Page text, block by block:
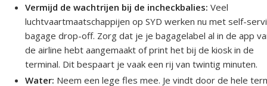
Vermijd de wachtrijen bij de incheckbalies: Veel
luchtvaartmaatschappijen op SYD werken nu met self-
bagage drop-off. Zorg dat je je bagagelabel al in de app
de airline hebt aangemaakt of print het bij de kiosk in de
terminal. Dit bespaart je vaak een rij van twintig minuten.
Water: Neem een lege fles mee. Je vindt door de hele